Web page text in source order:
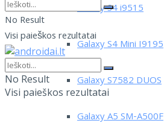
Galaxy S4 i9515
Galaxy S4 Mini I9195
Galaxy S7582 DUOS
Galaxy A5 SM-A500F
No Result
Visi paieškos rezultatai
No Result
Visi paieškos rezultatai